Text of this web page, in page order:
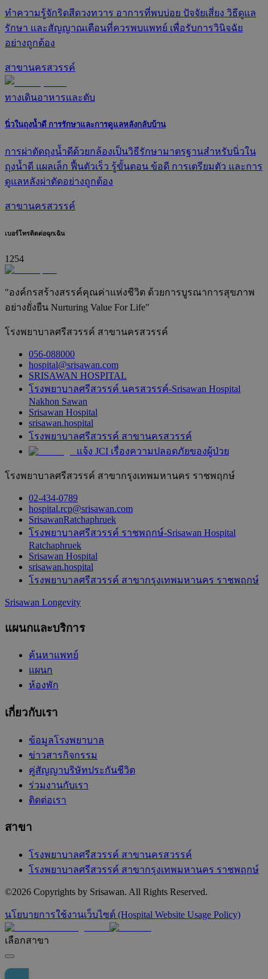
ทำความรู้จักริดสีดวงทวาร อาการที่พบบ่อย ปัจจัยเสี่ยง วิธีดูแล
รักษา และสัญญาณเตือนที่ควรพบแพทย์ เพื่อรับการวินิจฉัย
อย่างถูกต้อง
สาขานครสวรรค์
ทางเดินอาหารและตับ
นิ่วในถุงน้ำดี การรักษาและการดูแลหลังกลับบ้าน
การผ่าตัดถุงน้ำดีด้วยกล้องเป็นวิธีรักษามาตรฐานสำหรับนิ่วใน
ถุงน้ำดี แผลเล็ก ฟื้นตัวเร็ว รู้ขั้นตอน ข้อดี การเตรียมตัว และการ
ดูแลหลังผ่าตัดอย่างถูกต้อง
สาขานครสวรรค์
เบอร์โทรติดต่อฉุกเฉิน
1254
"องค์กรสร้างสรรค์คุณค่าแห่งชีวิต ด้วยการบูรณาการสุขภาพ
อย่างยั่งยืน Nurturing Value For Life"
โรงพยาบาลศรีสวรรค์ สาขานครสวรรค์
056-088000
hospital@srisawan.com
SRISAWAN HOSPITAL
โรงพยาบาลศรีสวรรค์ นครสวรรค์-Srisawan Hospital
Nakhon Sawan
Srisawan Hospital
srisawan.hospital
โรงพยาบาลศรีสวรรค์ สาขานครสวรรค์
แจ้ง JCI เรื่องความปลอดภัยของผู้ป่วย
โรงพยาบาลศรีสวรรค์ สาขากรุงเทพมหานคร ราชพฤกษ์
02-434-0789
hospital.rcp@srisawan.com
SrisawanRatchaphruek
โรงพยาบาลศรีสวรรค์ ราชพฤกษ์-Srisawan Hospital
Ratchaphruek
Srisawan Hospital
srisawan.hospital
โรงพยาบาลศรีสวรรค์ สาขากรุงเทพมหานคร ราชพฤกษ์
Srisawan Longevity
แผนกและบริการ
ค้นหาแพทย์
แผนก
ห้องพัก
เกี่ยวกับเรา
ข้อมูลโรงพยาบาล
ข่าวสารกิจกรรม
คู่สัญญาบริษัทประกันชีวิต
ร่วมงานกับเรา
ติดต่อเรา
สาขา
โรงพยาบาลศรีสวรรค์ สาขานครสวรรค์
โรงพยาบาลศรีสวรรค์ สาขากรุงเทพมหานคร ราชพฤกษ์
©2026 Copyrights by Srisawan. All Rights Reserved.
นโยบายการใช้งานเว็บไซต์ (Hospital Website Usage Policy)
เลือกสาขา